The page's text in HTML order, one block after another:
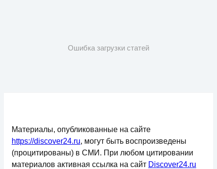
Ошибка загрузки статей
Материалы, опубликованные на сайте
https://discover24.ru, могут быть воспроизведены
(процитированы) в СМИ. При любом цитировании
материалов активная ссылка на сайт Discover24.ru